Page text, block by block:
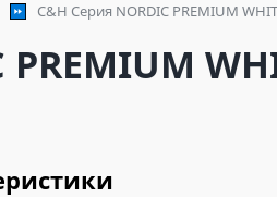
C&H Серия NORDIC PREMIUM